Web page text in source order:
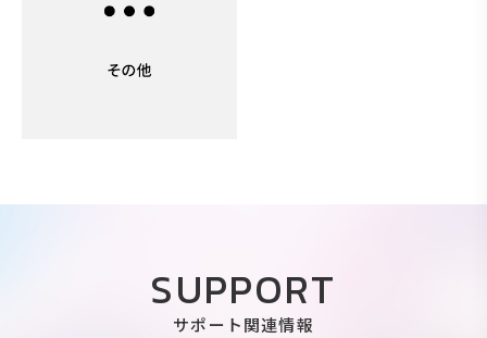
SUPPORT
サポート関連情報